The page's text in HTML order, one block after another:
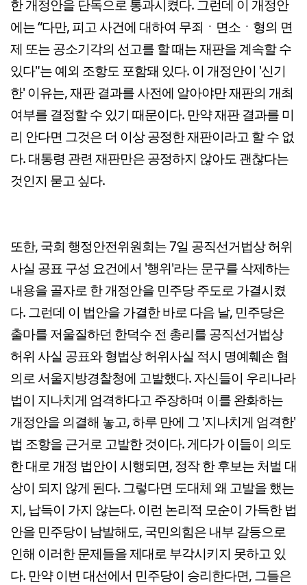
한 개정안을 단독으로 통과시켰다. 그런데 이 개정안
에는 “다만, 피고 사건에 대하여 무죄ㆍ면소ㆍ형의 면
제 또는 공소기각의 선고를 할 때는 재판을 계속할 수
있다"는 예외 조항도 포함돼 있다. 이 개정안이 '신기
한' 이유는, 재판 결과를 사전에 알아야만 재판의 개최
여부를 결정할 수 있기 때문이다. 만약 재판 결과를 미
리 안다면 그것은 더 이상 공정한 재판이라고 할 수 없
다. 대통령 관련 재판만은 공정하지 않아도 괜찮다는
것인지 묻고 싶다.
또한, 국회 행정안전위원회는 7일 공직선거법상 허위
사실 공표 구성 요건에서 '행위'라는 문구를 삭제하는
내용을 골자로 한 개정안을 민주당 주도로 가결시켰
다. 그런데 이 법안을 가결한 바로 다음 날, 민주당은
출마를 저울질하던 한덕수 전 총리를 공직선거법상
허위 사실 공표와 형법상 허위사실 적시 명예훼손 혐
의로 서울지방경찰청에 고발했다. 자신들이 우리나라
법이 지나치게 엄격하다고 주장하며 이를 완화하는
개정안을 의결해 놓고, 하루 만에 그 '지나치게 엄격한'
법 조항을 근거로 고발한 것이다. 게다가 이들이 의도
한 대로 개정 법안이 시행되면, 정작 한 후보는 처벌 대
상이 되지 않게 된다. 그렇다면 도대체 왜 고발을 했는
지, 납득이 가지 않는다. 이런 논리적 모순이 가득한 법
안을 민주당이 남발해도, 국민의힘은 내부 갈등으로
인해 이러한 문제들을 제대로 부각시키지 못하고 있
다. 만약 이번 대선에서 민주당이 승리한다면, 그들은